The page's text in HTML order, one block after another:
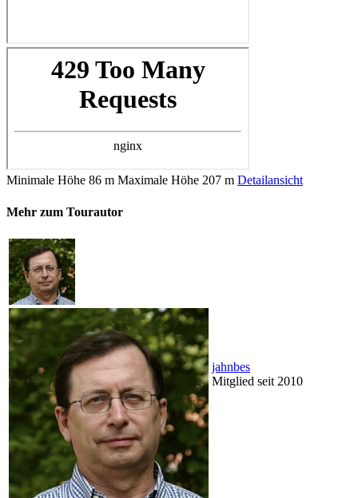
Minimale Höhe 86 m Maximale Höhe 207 m Detailansicht
Mehr zum Tourautor
jahnbes
Mitglied seit 2010